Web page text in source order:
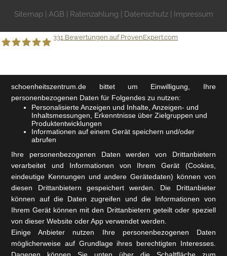
Sitemap| AGB Ratenzahlung Datenschutz Impressum
331 Bewertungen auf ProvenExpert.com
schoenheitszentrum.de bittet um Einwilligung, Ihre
personenbezogenen Daten für Folgendes zu nutzen:
Personalisierte Anzeigen und Inhalte, Anzeigen- und
Inhaltsmessungen, Erkenntnisse über Zielgruppen und
Produktentwicklungen
Informationen auf einem Gerät speichern und/oder
abrufen
Ihre personenbezogenen Daten werden von Drittanbietern
verarbeitet und Informationen von Ihrem Gerät (Cookies,
eindeutige Kennungen und andere Gerätedaten) können von
diesen Drittanbietern gespeichert werden. Die Drittanbieter
können auf die Daten zugreifen und die Informationen von
Ihrem Gerät können mit den Drittanbietern geteilt oder speziell
von dieser Website oder App verwendet werden.
Einige Anbieter nutzen Ihre personenbezogenen Daten
möglicherweise auf Grundlage ihres berechtigten Interesses.
Dagegen können Sie unten über die Schaltfläche zum